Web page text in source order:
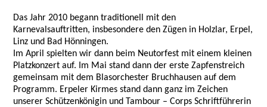
Das Jahr 2010 begann traditionell mit den
Karnevalsauftritten, insbesondere den Zügen in Holzlar, Erpel,
Linz und Bad Hönningen.
Im April spielten wir dann beim Neutorfest mit einem kleinen
Platzkonzert auf. Im Mai stand dann der erste Zapfenstreich
gemeinsam mit dem Blasorchester Bruchhausen auf dem
Programm. Erpeler Kirmes stand dann ganz im Zeichen
unserer Schützenkönigin und Tambour – Corps Schriftführerin